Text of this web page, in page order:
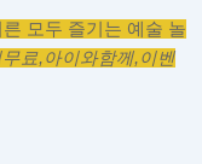
모두 즐기는 예술 놀
무료,아이와함께,이벤